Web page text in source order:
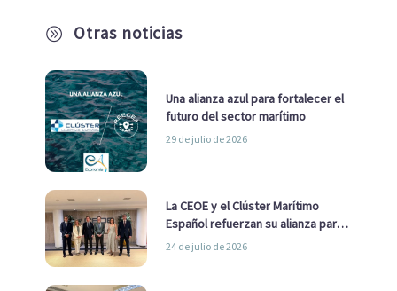
A Otras noticias
Una alianza azul para fortalecer el
futuro del sector marítimo
29 de julio de 2026
La CEOE y el Clúster Marítimo
Español refuerzan su alianza para
impulsar una estrategia Nacional
24 de julio de 2026